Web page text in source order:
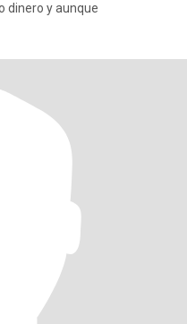
No tengo dinero y aunque